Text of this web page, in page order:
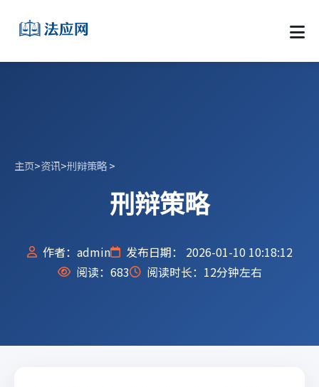
主页>资讯>刑辩策略>
刑辩策略
作者：admin
发布日期： 2026-01-10 10:18:12
阅读： 683 阅读时长：12分钟左右